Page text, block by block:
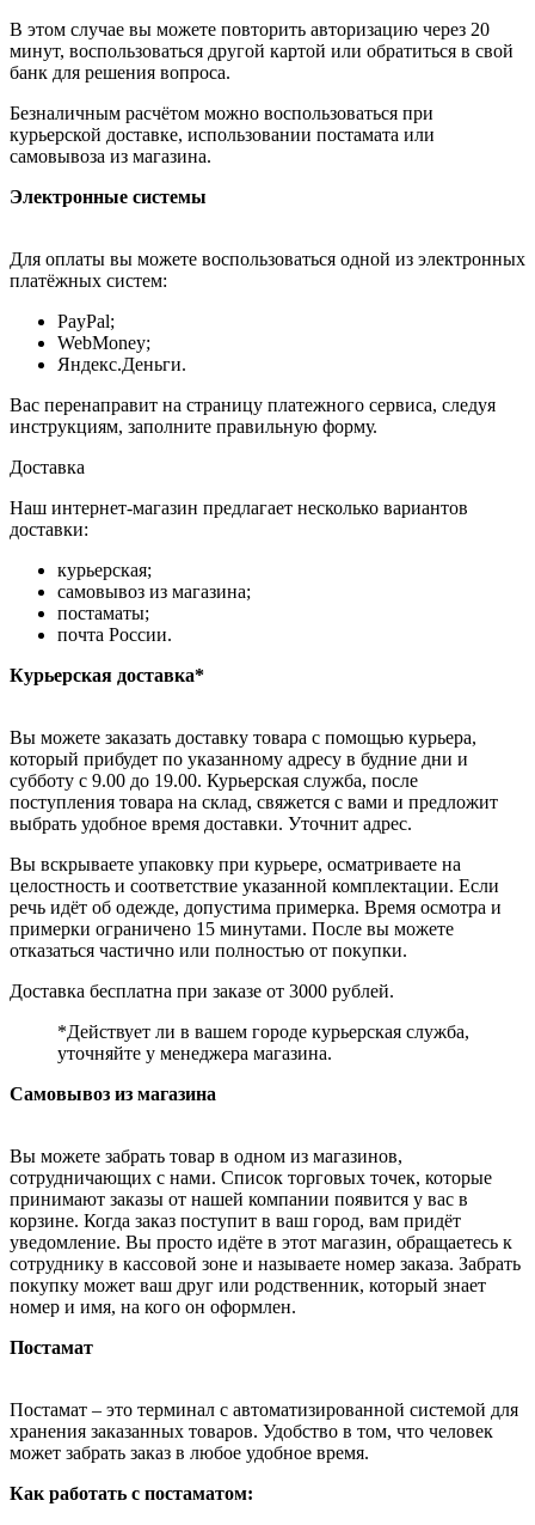
В этом случае вы можете повторить авторизацию через 20
минут, воспользоваться другой картой или обратиться в свой
банк для решения вопроса.
Безналичным расчётом можно воспользоваться при
курьерской доставке, использовании постамата или
самовывоза из магазина.
Электронные системы
Для оплаты вы можете воспользоваться одной из электронных
платёжных систем:
PayPal;
WebMoney;
Яндекс.Деньги.
Вас перенаправит на страницу платежного сервиса, следуя
инструкциям, заполните правильную форму.
Доставка
Наш интернет-магазин предлагает несколько вариантов
доставки:
курьерская;
самовывоз из магазина;
постаматы;
почта России.
Курьерская доставка*
Вы можете заказать доставку товара с помощью курьера,
который прибудет по указанному адресу в будние дни и
субботу с 9.00 до 19.00. Курьерская служба, после
поступления товара на склад, свяжется с вами и предложит
выбрать удобное время доставки. Уточнит адрес.
Вы вскрываете упаковку при курьере, осматриваете на
целостность и соответствие указанной комплектации. Если
речь идёт об одежде, допустима примерка. Время осмотра и
примерки ограничено 15 минутами. После вы можете
отказаться частично или полностью от покупки.
Доставка бесплатна при заказе от 3000 рублей.
*Действует ли в вашем городе курьерская служба,
уточняйте у менеджера магазина.
Самовывоз из магазина
Вы можете забрать товар в одном из магазинов,
сотрудничающих с нами. Список торговых точек, которые
принимают заказы от нашей компании появится у вас в
корзине. Когда заказ поступит в ваш город, вам придёт
уведомление. Вы просто идёте в этот магазин, обращаетесь к
сотруднику в кассовой зоне и называете номер заказа. Забрать
покупку может ваш друг или родственник, который знает
номер и имя, на кого он оформлен.
Постамат
Постамат – это терминал с автоматизированной системой для
хранения заказанных товаров. Удобство в том, что человек
может забрать заказ в любое удобное время.
Как работать с постаматом: